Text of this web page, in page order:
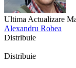
Ultima Actualizare
Alexandru Robea
Distribuie
Distribuie